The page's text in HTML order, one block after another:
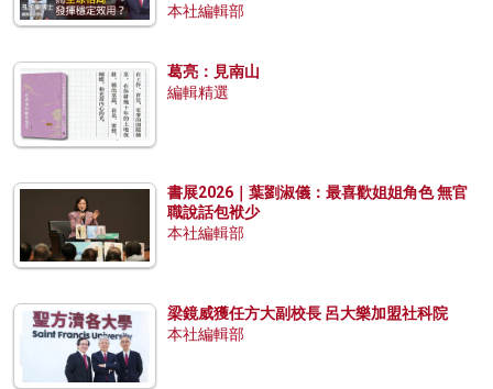
本社編輯部
葛亮：見南山
編輯精選
書展2026｜葉劉淑儀：最喜歡姐姐角色 無官
職說話包袱少
本社編輯部
梁鏡威獲任方大副校長 呂大樂加盟社科院
本社編輯部